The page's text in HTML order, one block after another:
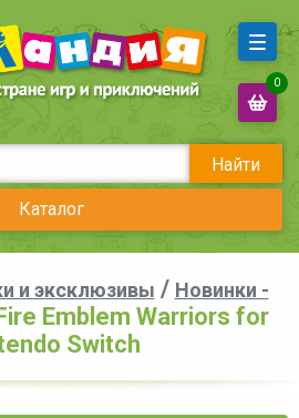
Найти
Каталог
0
и эксклюзивы / Новинки -
Fire Emblem Warriors for
Switch